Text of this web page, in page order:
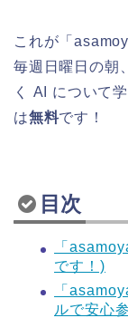
これが「
毎週日曜日の朝
く AI について
は無料です！
目次
「
です！)
「
ルで安心